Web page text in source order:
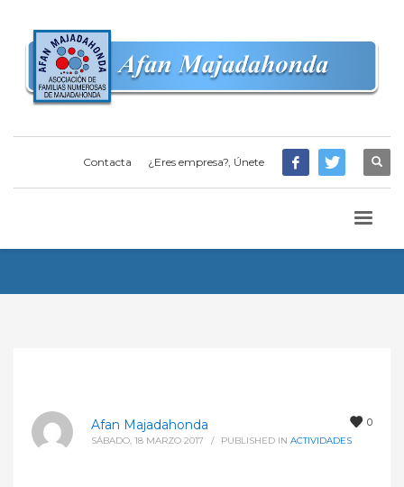
Contacta ¿Eres empresa?, Únete
0
Afan Majadahonda
SÁBADO, 18 MARZO 2017 / PUBLISHED IN ACTIVIDADES